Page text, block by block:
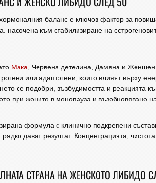
баланс е ключов фактор за
насочена към стабилизиране на
Мака, Червена детелина, Дамяна и Женшен
или адаптогени, които влияят върху
се подобри, възбудимостта и реакцията
при жените в менопауза и възобновяване
формула с клинично подкрепени
дават резултат. Концентрацията,
СТРАНА НА ЖЕНСКОТО ЛИБИДО